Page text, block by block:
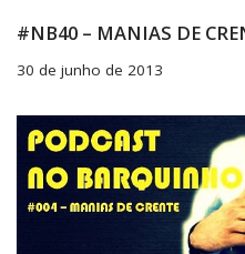
#NB40 – MANIAS DE
30 de junho de 2013